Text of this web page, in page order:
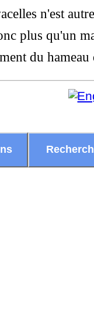
n'est
plus qu'un
du hameau